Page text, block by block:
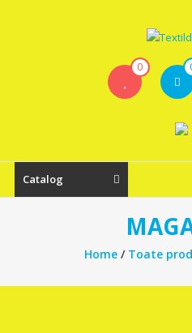
Textildance.md
0
Catalog
Home/ Toate